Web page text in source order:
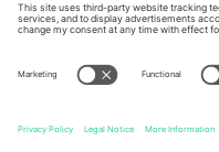
Av Chapultepec 360, Roma
Norte, Cuauhtémoc, 06700
Ciudad de México, CDMX,
Mexico
პლატფორმის